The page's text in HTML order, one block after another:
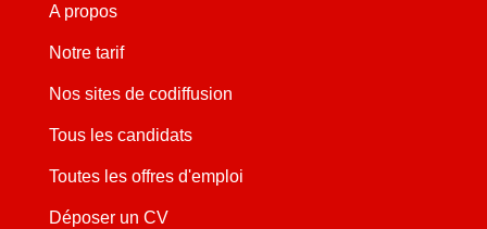
A propos
Notre tarif
Nos sites de codiffusion
Tous les candidats
Toutes les offres d'emploi
Déposer un CV